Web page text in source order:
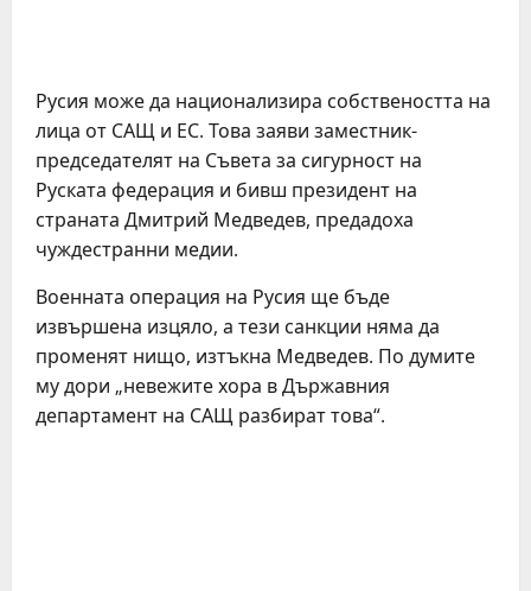
Русия може да национализира собствеността на
лица от САЩ и ЕС. Това заяви заместник-
председателят на Съвета за сигурност на
Руската федерация и бивш президент на
страната Дмитрий Медведев, предадоха
чуждестранни медии.
Военната операция на Русия ще бъде
извършена изцяло, а тези санкции няма да
променят нищо, изтъкна Медведев. По думите
му дори „невежите хора в Държавния
департамент на САЩ разбират това“.